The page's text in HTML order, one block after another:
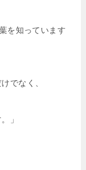
を知っています
でなく、
」